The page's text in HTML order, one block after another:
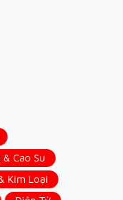
& Cao Su
Kim Loại